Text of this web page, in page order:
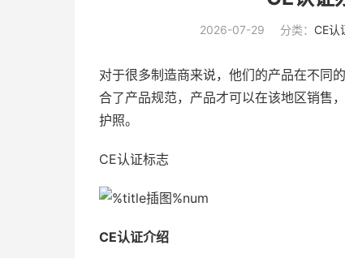
2026-07-29 分类： CE认
对于很多制造商来说，他们的产品在不同
合了产品规范，产品才可以在该地区销售
护照。
CE认证标志
CE认证介绍